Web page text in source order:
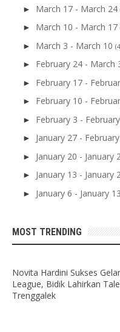
► March 17 - March 24
► March 10 - March 17
► March 3 - March 10
► February 24 - March
► February 17 -
► February 10 -
► February 3 -
► January 27 -
► January 20 - January
► January 13 - January
► January 6 - January 13
MOST TRENDING
Novita Hardini Sukses
League, Bidik Lahirkan
Trenggalek